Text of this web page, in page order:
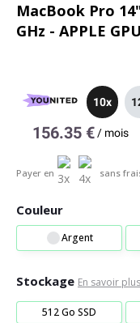
MacBook Pro
GHz - APPLE
10x
156.35 € / mois
Payer en sans
Couleur
Argent
Stockage En savoir plus
512 Go SSD